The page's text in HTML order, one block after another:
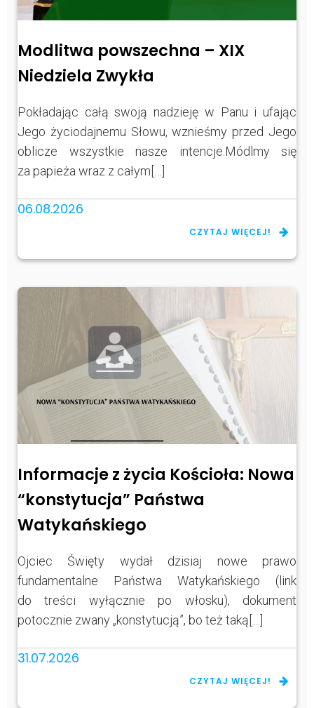
Modlitwa powszechna – XIX
Niedziela Zwykła
Pokładając całą swoją nadzieję w Panu i ufając
Jego życiodajnemu Słowu, wznieśmy przed Jego
oblicze wszystkie nasze intencje.Módlmy się
za papieża wraz z całym[…]
06.08.2026
CZYTAJ WIĘCEJ!
Informacje z życia Kościoła: Nowa
“konstytucja” Państwa
Watykańskiego
Ojciec Święty wydał dzisiaj nowe prawo
fundamentalne Państwa Watykańskiego (link
do treści wyłącznie po włosku), dokument
potocznie zwany „konstytucją”, bo też taką[…]
31.07.2026
CZYTAJ WIĘCEJ!